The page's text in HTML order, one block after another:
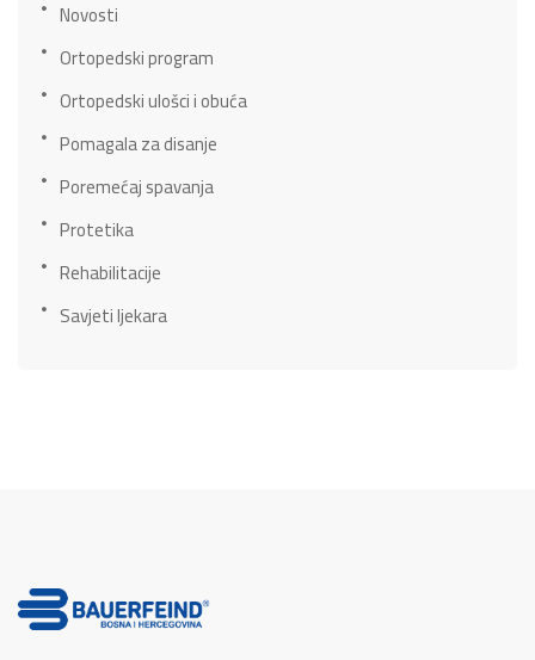
Novosti
Ortopedski program
Ortopedski ulošci i obuća
Pomagala za disanje
Poremećaj spavanja
Protetika
Rehabilitacije
Savjeti ljekara